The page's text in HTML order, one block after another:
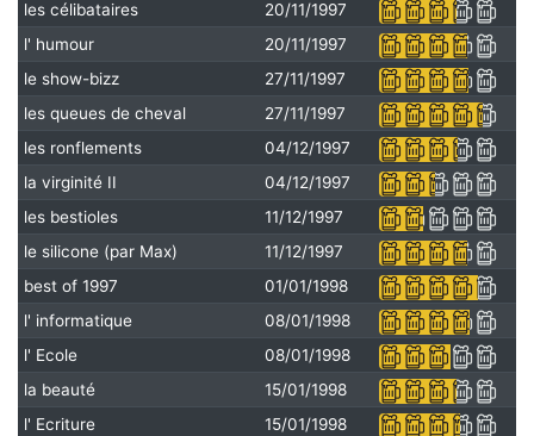
les célibataires
20/11/1997
l' humour
20/11/1997
le show-bizz
27/11/1997
les queues de cheval
27/11/1997
les ronflements
04/12/1997
la virginité II
04/12/1997
les bestioles
11/12/1997
le silicone (par Max)
11/12/1997
best of 1997
01/01/1998
l' informatique
08/01/1998
l' Ecole
08/01/1998
la beauté
15/01/1998
l' Ecriture
15/01/1998